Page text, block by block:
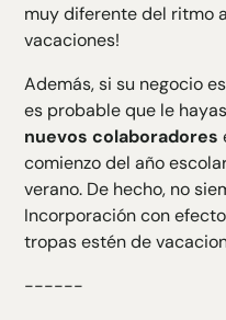
muy diferente del ritmo
vacaciones!
Además, si su negocio
es probable que le
nuevos colaboradores
comienzo del año
verano. De hecho, no
Incorporacióncon
tropas estén de
------